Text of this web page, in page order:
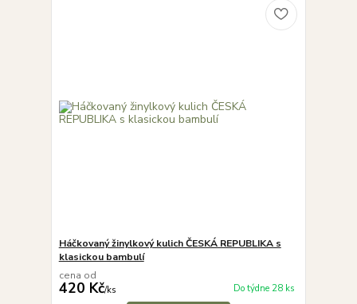
Háčkovaný žinylkový kulich ČESKÁ REPUBLIKA s
klasickou bambulí
cena od
420 Kč/ks Do týdne 28 ks